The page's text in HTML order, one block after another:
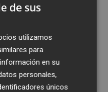
último Trofeu Taronja de
"muy alto" o
la Península y Baleares
de sus
utilizamos
para
en su
personales,
únicos